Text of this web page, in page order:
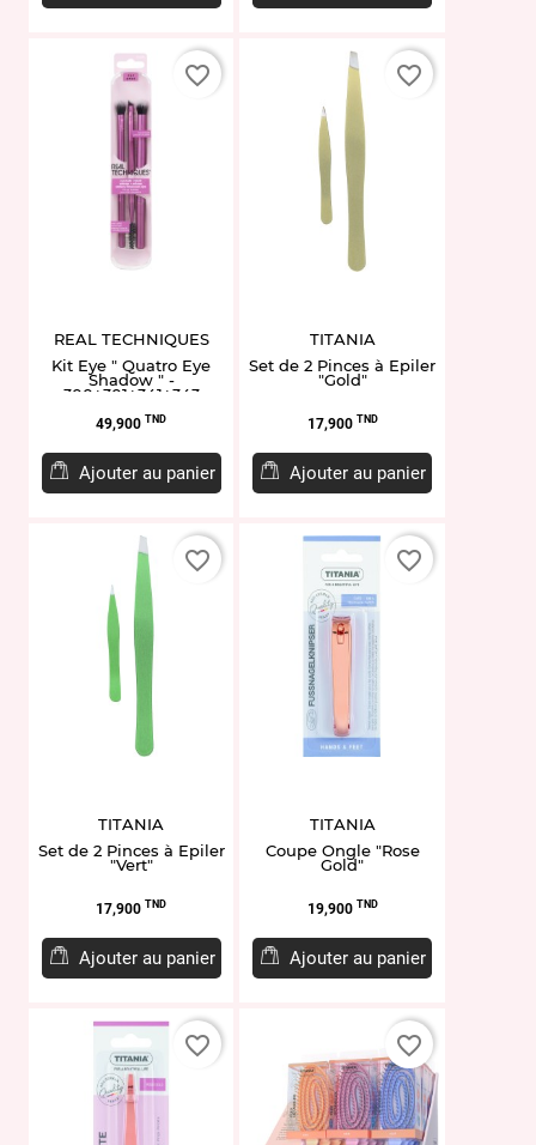
REAL TECHNIQUES
Kit Eye " Quatro Eye
Shadow " -
300+301+341+343
Prix
49,900 TND
Ajouter au panier
favorite_border
TITANIA
Set de 2 Pinces à Epiler
"Gold"
Prix
17,900 TND
Ajouter au panier
favorite_border
TITANIA
Set de 2 Pinces à Epiler
"Vert"
Prix
17,900 TND
Ajouter au panier
favorite_border
TITANIA
Coupe Ongle "Rose
Gold"
Prix
19,900 TND
Ajouter au panier
favorite_border
favorite_border favorite_border